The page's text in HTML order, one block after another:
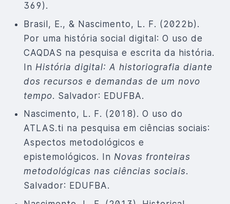
369).
Brasil, E., & Nascimento, L. F. (2022b).
Por uma história social digital: O uso de
CAQDAS na pesquisa e escrita da história.
In História digital: A historiografia diante
dos recursos e demandas de um novo
tempo. Salvador: EDUFBA.
Nascimento, L. F. (2018). O uso do
ATLAS.ti na pesquisa em ciências sociais:
Aspectos metodológicos e
epistemológicos. In Novas fronteiras
metodológicas nas ciências sociais.
Salvador: EDUFBA.